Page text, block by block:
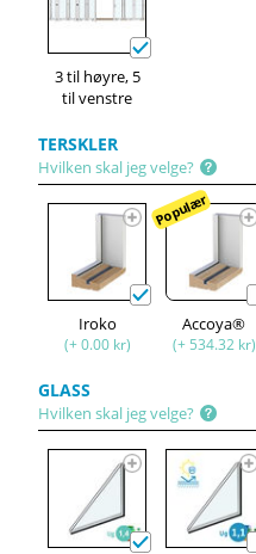
3 til høyre, 5
til venstre
TERSKLER
Hvilken skal jeg velge?
Iroko
(+ 0.00 kr)
Populær
Accoya®
(+ 534.32 kr)
GLASS
Hvilken skal jeg velge?